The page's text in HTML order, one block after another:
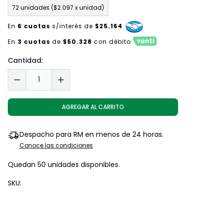
72 unidades ($2.097 x unidad)
En 6 cuotas s/interés de $25.164
En 3 cuotas de $50.328 con débito
Cantidad:
AGREGAR AL CARRITO
Despacho para RM en menos de 24 horas.
Conoce las condiciones
Quedan 50 unidades disponibles.
SKU: